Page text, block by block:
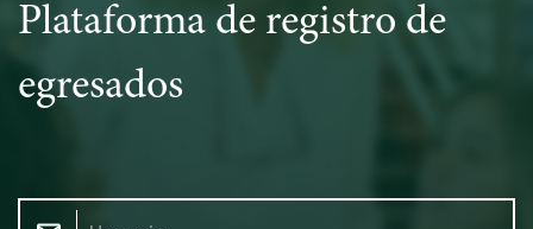
Plataforma de registro de
egresados